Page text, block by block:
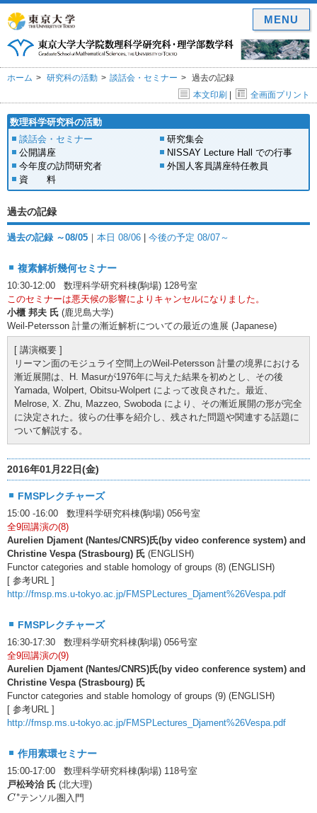
ホーム 研究科の活動 談話会・セミナー
過去の記録
本文印刷 | 全画面プリント
数理科学研究科の活動
談話会・セミナー
研究集会
公開講座
NISSAY Lecture Hall での行事
今年度の訪問研究者
外国人客員講座特任教員
資 料
過去の記録
過去の記録 ～08/05 ｜ 本日 08/06 | 今後の予定 08/07～
複素解析幾何セミナー
10:30-12:00 数理科学研究科棟(駒場) 128号室
このセミナーは悪天候の影響によりキャンセルになりました。
小櫃 邦夫 氏 (鹿児島大学)
Weil-Petersson 計量の漸近解析についての最近の進展 (Japanese)
[ 講演概要 ]
リーマン面のモジュライ空間上のWeil-Petersson 計量の境界における
漸近展開は、H. Masurが1976年に与えた結果を初めとし、その後
Yamada, Wolpert, Obitsu-Wolpert によって改良された。最近、
Melrose, X. Zhu, Mazzeo, Swoboda により、その漸近展開の形が完全
に決定された。彼らの仕事を紹介し、残された問題や関連する話題に
ついて解説する。
2016年01月22日(金)
FMSPレクチャーズ
15:00 -16:00 数理科学研究科棟(駒場) 056号室
全9回講演の(8)
Aurelien Djament (Nantes/CNRS)氏(by video conference system) and
Christine Vespa (Strasbourg) 氏 (ENGLISH)
Functor categories and stable homology of groups (8) (ENGLISH)
[ 参考URL ]
http://fmsp.ms.u-tokyo.ac.jp/FMSPLectures_Djament%26Vespa.pdf
FMSPレクチャーズ
16:30-17:30 数理科学研究科棟(駒場) 056号室
全9回講演の(9)
Aurelien Djament (Nantes/CNRS)氏(by video conference system) and
Christine Vespa (Strasbourg) 氏
Functor categories and stable homology of groups (9) (ENGLISH)
[ 参考URL ]
http://fmsp.ms.u-tokyo.ac.jp/FMSPLectures_Djament%26Vespa.pdf
作用素環セミナー
15:00-17:00 数理科学研究科棟(駒場) 118号室
戸松玲治 氏 (北大理)
C∗
C∗テンソル圏入門
MENU